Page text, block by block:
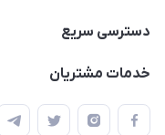
09123941837
دسترسی سریع
حساب کاربری
لیست محصولات
خدمات مشتریان
قوانین و مقررات